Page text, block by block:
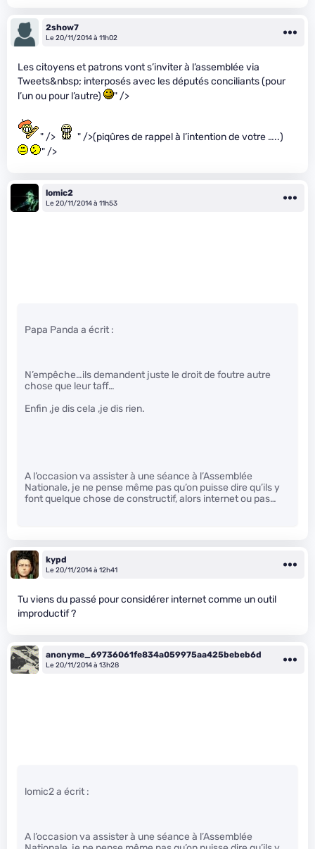
2show7
Le 20/11/2014 à 11h02
Les citoyens et patrons vont s’inviter à l’assemblée via
Tweets&nbsp; interposés avec les députés conciliants (pour
l’un ou pour l’autre)
" />
" />
" />(piqûres de rappel à l’intention de votre …..)
" />
lomic2
Le 20/11/2014 à 11h53
Papa Panda a écrit :
N’empêche…ils demandent juste le droit de foutre autre
chose que leur taff…
Enfin ,je dis cela ,je dis rien.
A l’occasion va assister à une séance à l’Assemblée
Nationale, je ne pense même pas qu’on puisse dire qu’ils y
font quelque chose de constructif, alors internet ou pas…
kypd
Le 20/11/2014 à 12h41
Tu viens du passé pour considérer internet comme un outil
improductif ?
anonyme_69736061fe834a059975aa425bebeb6d
Le 20/11/2014 à 13h28
lomic2 a écrit :
A l’occasion va assister à une séance à l’Assemblée